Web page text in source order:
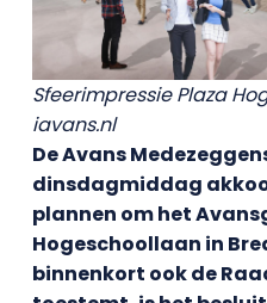
Sfeerimpressie Plaza
iavans.nl
De Avans
dinsdagmiddag
plannen om het
Hogeschoollaan in
binnenkort ook de